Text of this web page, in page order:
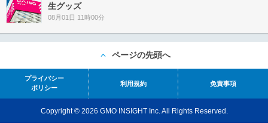
生グッズ
08月01日 11時00分
ページの先頭へ
プライバシー
ポリシー
利用規約 免責事項
Copyright © 2026 GMO INSIGHT Inc. All Rights Reserved.